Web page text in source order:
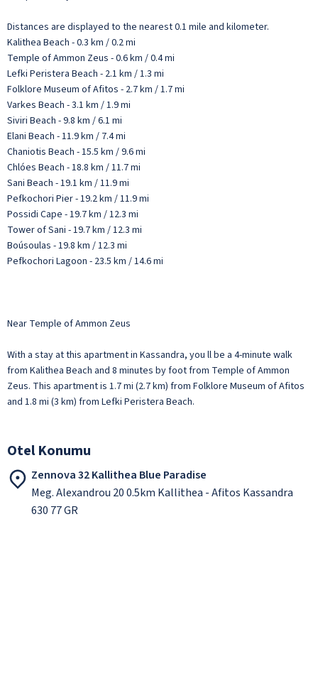
Distances are displayed to the nearest 0.1 mile and kilometer.
Kalithea Beach - 0.3 km / 0.2 mi
Temple of Ammon Zeus - 0.6 km / 0.4 mi
Lefki Peristera Beach - 2.1 km / 1.3 mi
Folklore Museum of Afitos - 2.7 km / 1.7 mi
Varkes Beach - 3.1 km / 1.9 mi
Siviri Beach - 9.8 km / 6.1 mi
Elani Beach - 11.9 km / 7.4 mi
Chaniotis Beach - 15.5 km / 9.6 mi
Chlóes Beach - 18.8 km / 11.7 mi
Sani Beach - 19.1 km / 11.9 mi
Pefkochori Pier - 19.2 km / 11.9 mi
Possidi Cape - 19.7 km / 12.3 mi
Tower of Sani - 19.7 km / 12.3 mi
Boúsoulas - 19.8 km / 12.3 mi
Pefkochori Lagoon - 23.5 km / 14.6 mi
Near Temple of Ammon Zeus
With a stay at this apartment in Kassandra, you ll be a 4-minute walk
from Kalithea Beach and 8 minutes by foot from Temple of Ammon
Zeus. This apartment is 1.7 mi (2.7 km) from Folklore Museum of Afitos
and 1.8 mi (3 km) from Lefki Peristera Beach.
Otel Konumu
Zennova 32 Kallithea Blue Paradise
Meg. Alexandrou 20 0.5km Kallithea - Afitos Kassandra
630 77 GR